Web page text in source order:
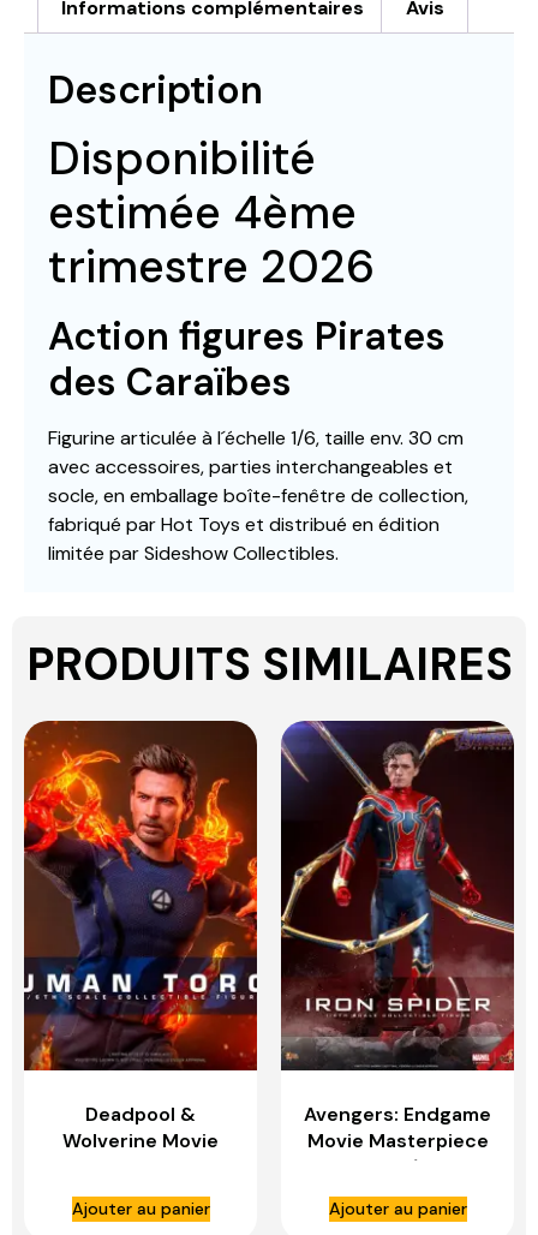
Informations complémentaires Avis
Description
Disponibilité
estimée 4ème
trimestre 2026
Action figures Pirates
des Caraïbes
Figurine articulée à l´échelle 1/6, taille env. 30 cm
avec accessoires, parties interchangeables et
socle, en emballage boîte-fenêtre de collection,
fabriqué par Hot Toys et distribué en édition
limitée par Sideshow Collectibles.
PRODUITS SIMILAIRES
Deadpool &
Wolverine Movie
figurine 1/6 Human
Torch – HOT TOYS
Ajouter au panier
Avengers: Endgame
Movie Masterpiece
figurine 1/6 Iron
Spider – HOT TOYS
Ajouter au panier